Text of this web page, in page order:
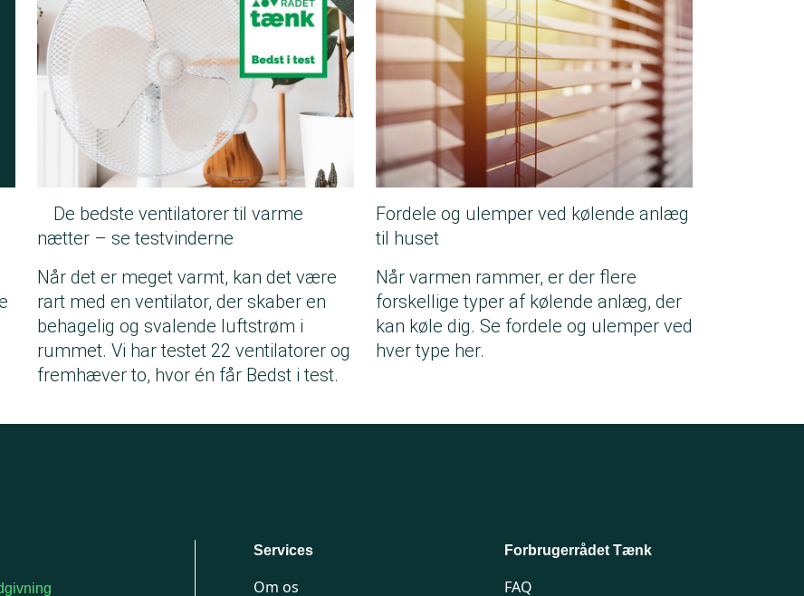
også være en god ide at udskifte brændeovnen, hvis den er gammel.
før 2005 udleder 3 til 5 gange flere partikler end en ny brændeovn.
og luft ud
forurener mere end de nye. Miljøstyrelsen vurderer, at brændeovne fra før
til 5 gange så meget som en ny, svanemærket brændeovn.
en god ide at udskifte brændeovnen, hvis den er gammel.
også mængden af partikler i hjemmet. Husk derfor at lufte ekstra ud, hvis du
De bedste ventilatorer til varme
nætter – se testvinderne
Når det er meget varmt, kan det være
rart med en ventilator, der skaber en
behagelig og svalende luftstrøm i
rummet. Vi har testet 22 ventilatorer og
fremhæver to, hvor én får Bedst i test.
Fordele og ulemper ved kølende anlæg
til huset
Når varmen rammer, er der flere
forskellige typer af kølende anlæg, der
kan køle dig. Se fordele og ulemper ved
hver type her.
Services
Om os
Forbrugerrådet Tænk
FAQ